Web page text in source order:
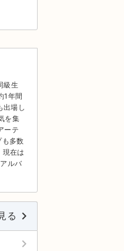
級生
1年間
出場し
を集
ーテ
も多数
現在は
ルバ
る keyboard_arrow_right
keyboard_arrow_right